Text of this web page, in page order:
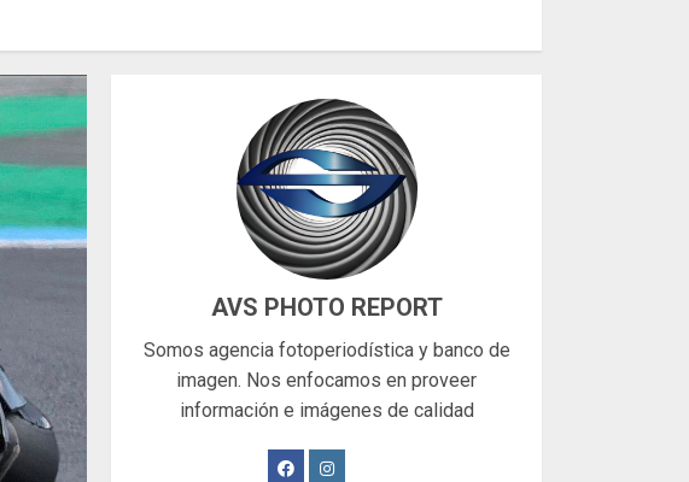
AVS PHOTO REPORT
Somos agencia fotoperiodística y banco de
imagen. Nos enfocamos en proveer
información e imágenes de calidad